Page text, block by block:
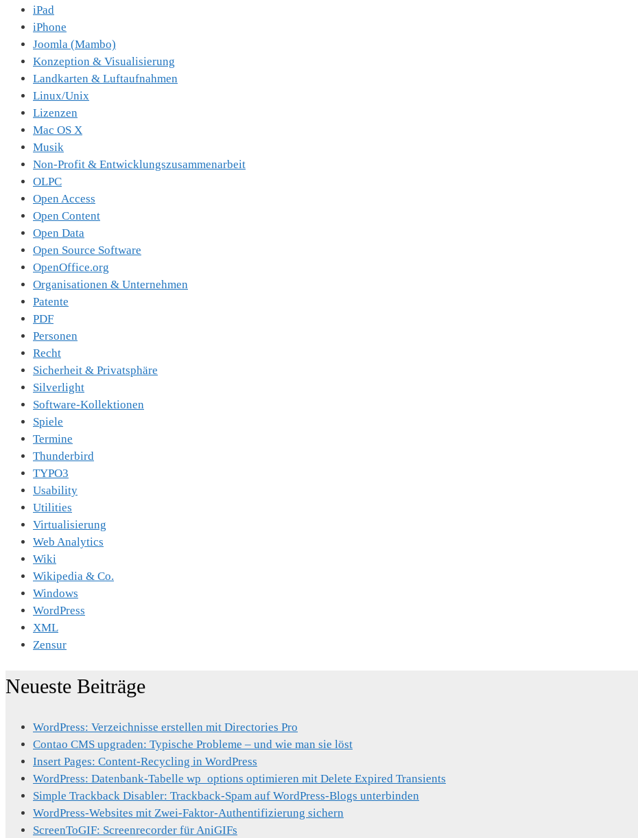
iPad
iPhone
Joomla (Mambo)
Konzeption & Visualisierung
Landkarten & Luftaufnahmen
Linux/Unix
Lizenzen
Mac OS X
Musik
Non-Profit & Entwicklungszusammenarbeit
OLPC
Open Access
Open Content
Open Data
Open Source Software
OpenOffice.org
Organisationen & Unternehmen
Patente
PDF
Personen
Recht
Sicherheit & Privatsphäre
Silverlight
Software-Kollektionen
Spiele
Termine
Thunderbird
TYPO3
Usability
Utilities
Virtualisierung
Web Analytics
Wiki
Wikipedia & Co.
Windows
WordPress
XML
Zensur
Neueste Beiträge
WordPress: Verzeichnisse erstellen mit Directories Pro
Contao CMS upgraden: Typische Probleme – und wie man sie löst
Insert Pages: Content-Recycling in WordPress
WordPress: Datenbank-Tabelle wp_options optimieren mit Delete Expired Transients
Simple Trackback Disabler: Trackback-Spam auf WordPress-Blogs unterbinden
WordPress-Websites mit Zwei-Faktor-Authentifizierung sichern
ScreenToGIF: Screenrecorder für AniGIFs